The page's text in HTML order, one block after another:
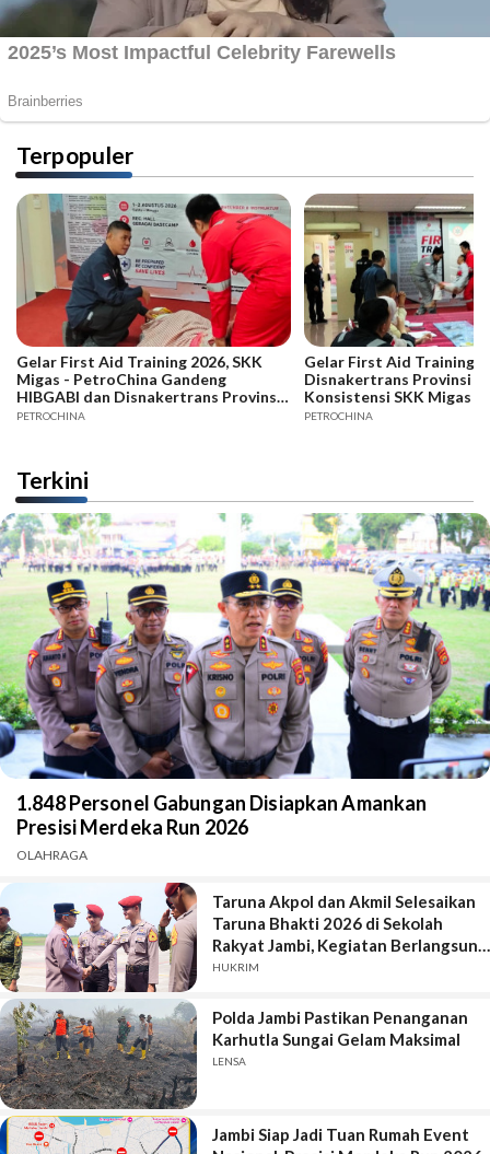
Terpopuler
Gelar First Aid Training 2026, SKK
Migas - PetroChina Gandeng
HIBGABI dan Disnakertrans Provinsi
Jambi
PETROCHINA
Gelar First Aid Training
Disnakertrans Provinsi
Konsistensi SKK Migas -
PETROCHINA
Terkini
1.848 Personel Gabungan Disiapkan Amankan
Presisi Merdeka Run 2026
OLAHRAGA
Taruna Akpol dan Akmil Selesaikan
Taruna Bhakti 2026 di Sekolah
Rakyat Jambi, Kegiatan Berlangsung
Aman dan Lancar
HUKRIM
Polda Jambi Pastikan Penanganan
Karhutla Sungai Gelam Maksimal
LENSA
Jambi Siap Jadi Tuan Rumah Event